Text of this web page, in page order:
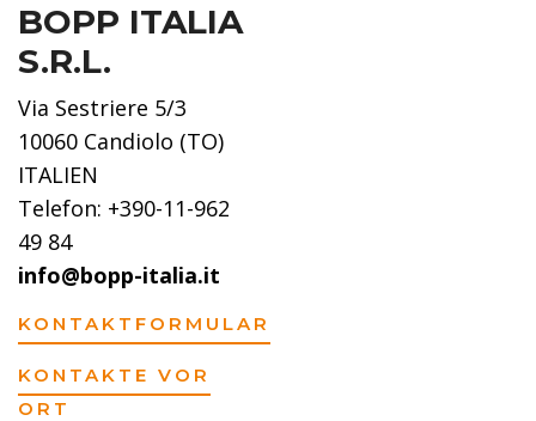
BOPP ITALIA
S.R.L.
Via Sestriere 5/3
10060 Candiolo (TO)
ITALIEN
Telefon: +390-11-962
49 84
info@bopp-italia.it
KONTAKTFORMULAR
KONTAKTE VOR
ORT